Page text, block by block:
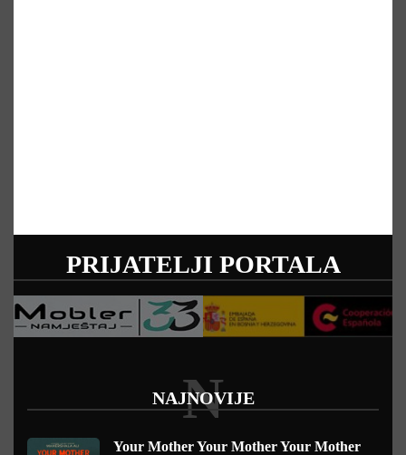
PRIJATELJI PORTALA
NAJNOVIJE
N
Your Mother Your Mother Your Mother